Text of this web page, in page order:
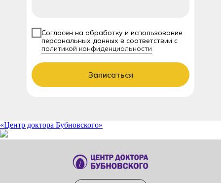
Согласен на обработку и использование
персональных данных в соответствии с
политикой конфиденциальности
Записаться
«Центр доктора Бубновского»